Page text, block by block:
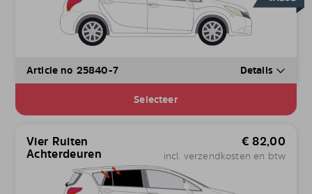
Article no 25840-7 Details
Selecteer
Vier Ruiten
Achterdeuren
€ 82,00
incl. verzendkosten en btw